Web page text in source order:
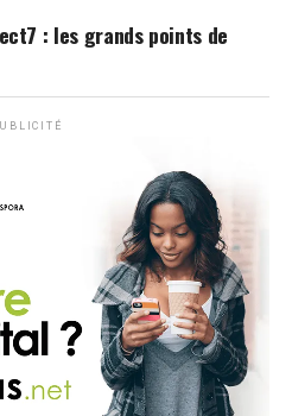
: les grands points de